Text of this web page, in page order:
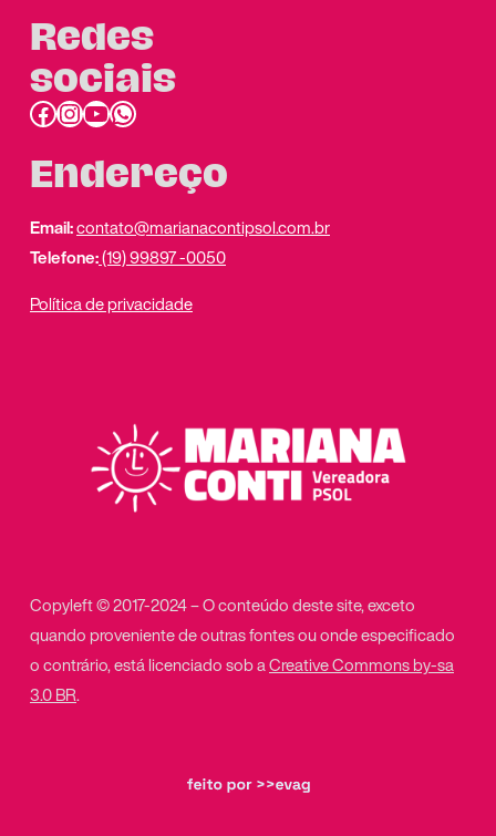
Redes
sociais
Facebook InstagramYoutube link do whatsapp
Endereço
Email:contato@marianacontipsol.com.br
Telefone:(19) 99897 -0050
Política de privacidade
Copyleft © 2017-2024 – O conteúdo deste site, exceto
quando proveniente de outras fontes ou onde especificado
o contrário, está licenciado sob aCreative Commons by-sa
3.0 BR.